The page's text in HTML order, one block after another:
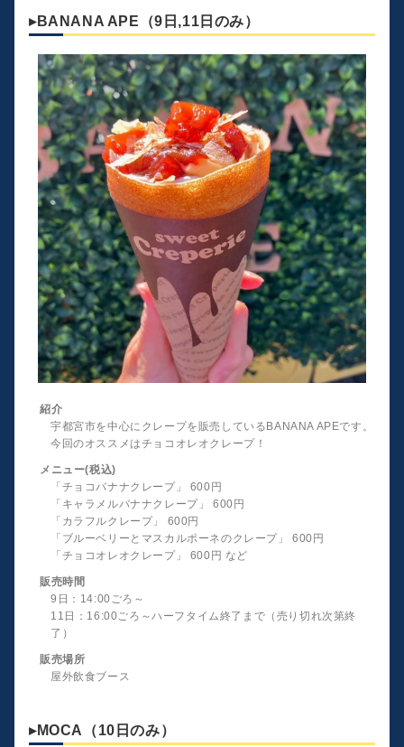
▸BANANA APE（9日,11日のみ）
紹介
宇都宮市を中心にクレープを販売しているBANANA APEです。
今回のオススメはチョコオレオクレープ！
メニュー(税込)
「チョコバナナクレープ」 600円
「キャラメルバナナクレープ」 600円
「カラフルクレープ」 600円
「ブルーベリーとマスカルポーネのクレープ」 600円
「チョコオレオクレープ」 600円 など
販売時間
9日：14:00ごろ～
11日：16:00ごろ～ハーフタイム終了まで（売り切れ次第終
了）
販売場所
屋外飲食ブース
▸MOCA（10日のみ）